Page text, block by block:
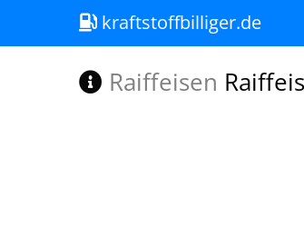
kraftstoffbilliger.de
Raiffeisen